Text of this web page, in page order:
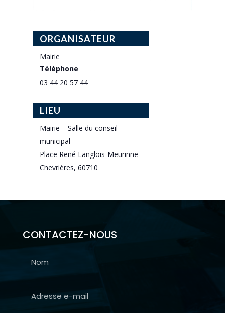
LIEU
Mairie – Salle du conseil
municipal
Place René Langlois-Meurinne
Chevrières, 60710
ORGANISATEUR
Mairie
Téléphone
03 44 20 57 44
CONTACTEZ-NOUS